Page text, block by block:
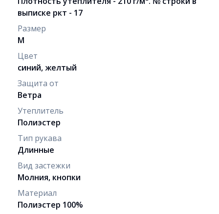
выписке ркт - 17
Размер
M
Цвет
синий, желтый
Защита от
Ветра
Утеплитель
Полиэстер
Тип рукава
Длинные
Вид застежки
Молния, кнопки
Материал
Полиэстер 100%